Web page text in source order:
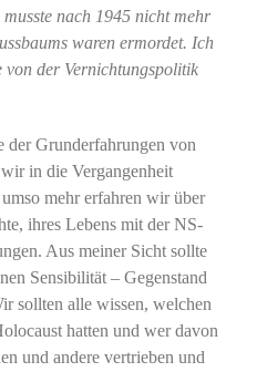
nach 1945 nicht mehr
waren ermordet. Ich
der Vernichtungspolitik
der Grunderfahrungen von
in die Vergangenheit
mehr erfahren wir über
ihres Lebens mit der NS-
Aus meiner Sicht sollte
Sensibilität – Gegenstand
sollten alle wissen, welchen
hatten und wer davon
und andere vertrieben und